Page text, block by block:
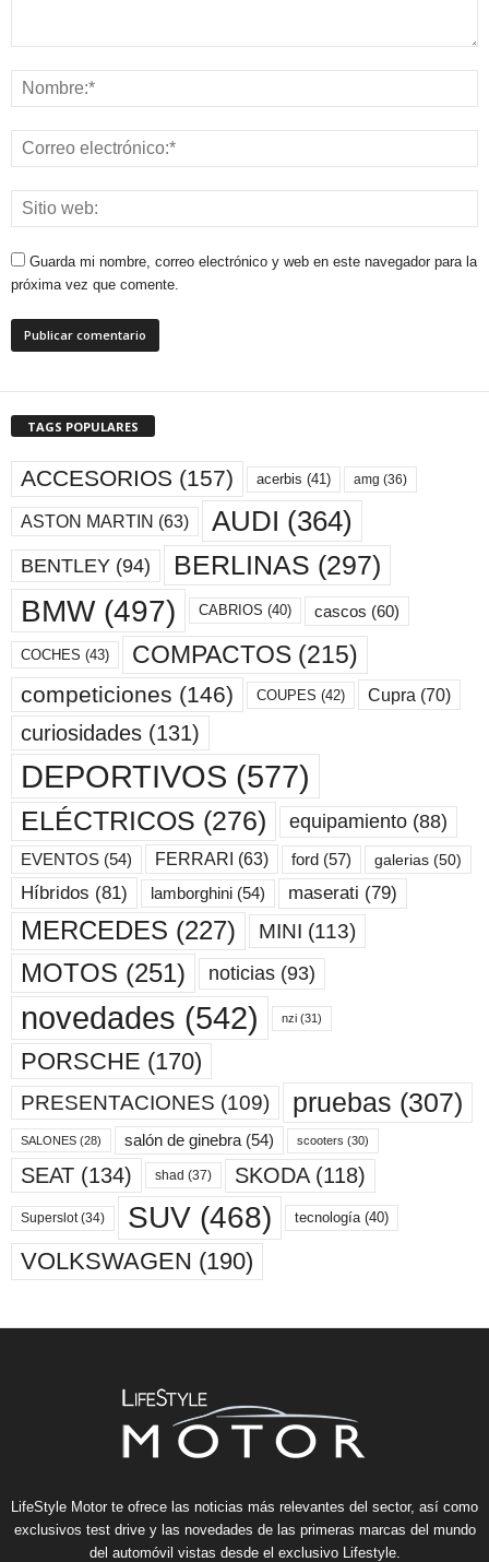
Guarda mi nombre, correo electrónico y web en este navegador para la
próxima vez que comente.
TAGS POPULARES
ACCESORIOS (157) acerbis (41) amg (36)
ASTON MARTIN (63) AUDI (364)
BENTLEY (94) BERLINAS (297)
BMW(497) CABRIOS (40) cascos (60)
COCHES (43) COMPACTOS (215)
competiciones (146) COUPES (42) Cupra (70)
curiosidades (131)
DEPORTIVOS (577)
ELÉCTRICOS (276) equipamiento (88)
EVENTOS (54) FERRARI (63) ford (57) galerias (50)
Híbridos (81) lamborghini (54) maserati (79)
MERCEDES (227) MINI (113)
MOTOS (251) noticias (93)
novedades (542) nzi (31)
PORSCHE (170)
PRESENTACIONES (109) pruebas (307)
SALONES (28) salón de ginebra (54) scooters (30)
SEAT (134) shad (37) SKODA(118)
Superslot(34) SUV (468) tecnología(40)
VOLKSWAGEN (190)
LifeStyle Motor te ofrece las noticias más relevantes del sector, así como
exclusivos test drive y las novedades de las primeras marcas del mundo
del automóvil vistas desde el exclusivo Lifestyle.